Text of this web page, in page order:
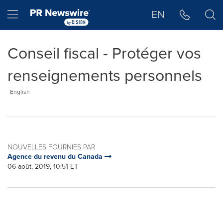
Hamburger menu EN
Conseil fiscal - Protéger vos
renseignements personnels
English
NOUVELLES FOURNIES PAR
Agence du revenu du Canada
06 août, 2019, 10:51 ET